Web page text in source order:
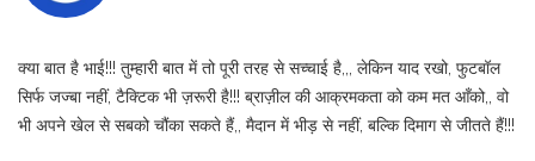
क्या बात है भाई!!! तुम्हारी बात में तो पूरी तरह से सच्चाई है,,, लेकिन याद रखो, फुटबॉल
सिर्फ जज्बा नहीं, टैक्टिक भी ज़रूरी है!!! ब्राज़ील की आक्रमकता को कम मत आँको,, वो
भी अपने खेल से सबको चौंका सकते हैं,, मैदान में भीड़ से नहीं, बल्कि दिमाग से जीतते हैं!!!